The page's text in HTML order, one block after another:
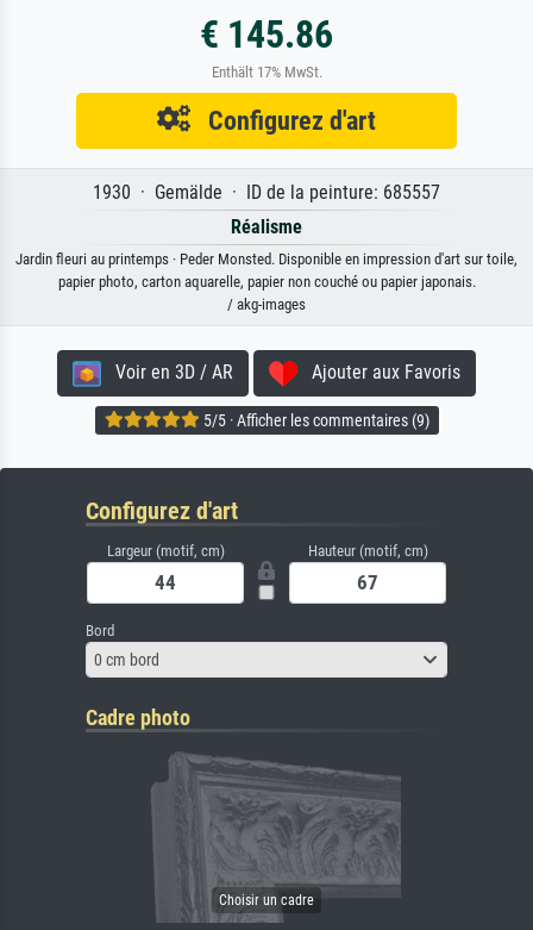
€ 145.86
Enthält 17% MwSt.
Configurez d'art
1930 · Gemälde · ID de la peinture: 685557
Réalisme
Jardin fleuri au printemps · Peder Monsted. Disponible en impression d'art sur toile,
papier photo, carton aquarelle, papier non couché ou papier japonais.
/ akg-images
Voir en 3D / AR Ajouter aux Favoris
5/5 · Afficher les commentaires (9)
Configurez d'art
Largeur (motif, cm) Hauteur (motif, cm)
Bord
0 cm bord
Cadre photo